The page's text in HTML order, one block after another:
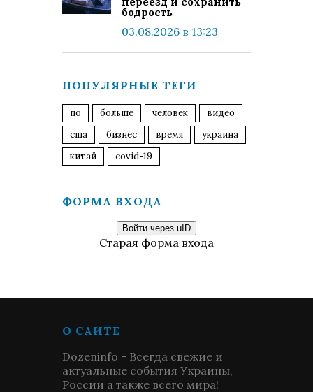
бодрость
03.08.2026 в 13:23
ПОПУЛЯРНЫЕ ТЕГИ
по больше человек
видео
сша
бизнес время
украина
китай
covid-19
ФОРМА ВХОДА
Войти через uID
Старая форма входа
О САЙТЕ
Dozeninfo - Всегда свежие и
актуальные события Украины,
России а также всего мира!